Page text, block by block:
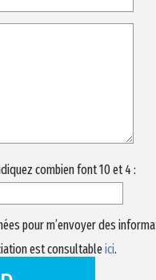
combien font 10 et 4 :
pour m’envoyer des
est consultableici.